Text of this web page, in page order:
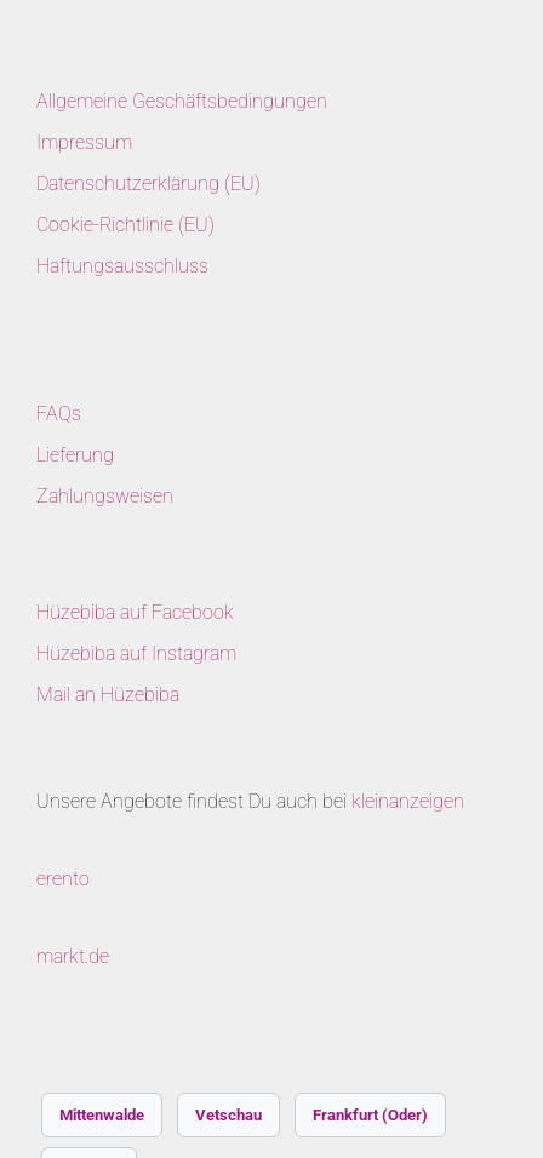
Allgemeine Geschäftsbedingungen
Impressum
Datenschutzerklärung (EU)
Cookie-Richtlinie (EU)
Haftungsausschluss
FAQs
Lieferung
Zahlungsweisen
Hüzebiba auf Facebook
Hüzebiba auf Instagram
Mail an Hüzebiba
Unsere Angebote findest Du auch bei kleinanzeigen
erento
markt.de
Mittenwalde Vetschau Frankfurt (Oder)